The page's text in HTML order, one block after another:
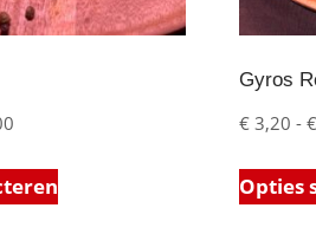
Gyros
€3,20 - €
Opties